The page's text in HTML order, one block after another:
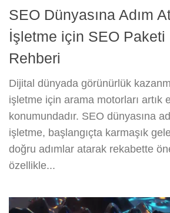
SEO Dünyasına Adım
İşletme için SEO Paketi
Rehberi
Dijital dünyada görünürlük
işletme için arama motorları artık
konumundadır. SEO dünyasına
işletme, başlangıçta karmaşık
doğru adımlar atarak rekabette
özellikle...